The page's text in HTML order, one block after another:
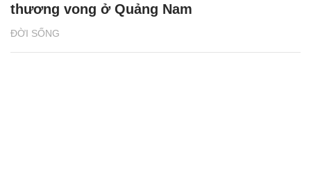
ĐỜI SỐNG
thương vong ở Quảng Nam